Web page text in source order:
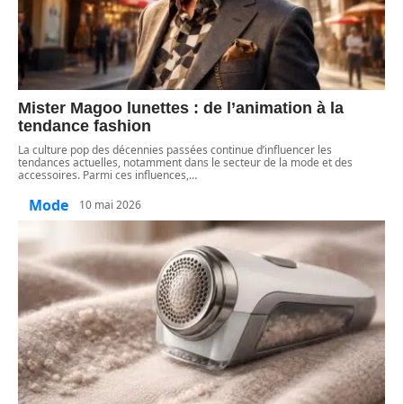
Mister Magoo lunettes : de l’animation à la
tendance fashion
La culture pop des décennies passées continue d’influencer les
tendances actuelles, notamment dans le secteur de la mode et des
accessoires. Parmi ces influences,…
Mode 10 mai 2026